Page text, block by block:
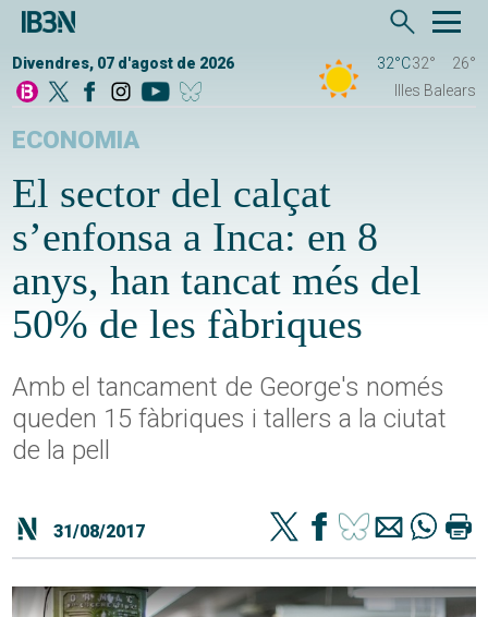
Divendres, 07 d'agost de 2026 32°C32°
26°
Illes Balears
ECONOMIA
El sector del calçat
s’enfonsa a Inca: en 8
anys, han tancat més del
50% de les fàbriques
Amb el tancament de George's només
queden 15 fàbriques i tallers a la ciutat
de la pell
31/08/2017